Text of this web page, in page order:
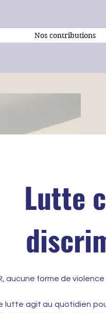
Nos contributions
Lutte
aucune forme de
lutte agit au quotidien